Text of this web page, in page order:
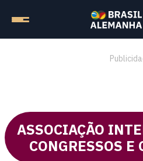
ASSOCIAÇÃO
CONGRESSOS E